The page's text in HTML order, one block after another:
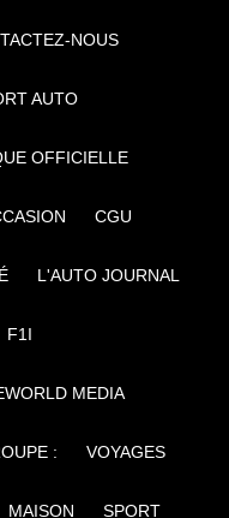
NOUS
AUTO
OFFICIELLE
CGU
L'AUTO JOURNAL
F1I
MEDIA
: VOYAGES
MAISON SPORT